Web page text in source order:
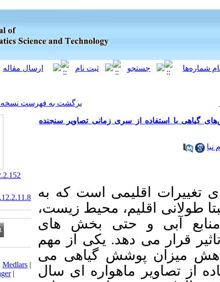
برگشت به فهرست نسخه ها
سری زمانی تصاویر سنجنده
است که به
محیط زیست،
حتی بخش های
یکی از مهم
گیاهی می
ماهواره ای سال
20.1001.1.2322102.1401.12.2.11.8
Download citation:
BibTeX | RIS| EndNote | Medlars|
ProCite
Reference Manager|